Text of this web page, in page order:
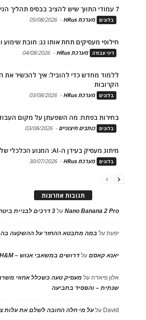
7 עמודי התווך שיש להציב בבסיס תהליך הגיוס ומיתוג המעסיק
בלוגים מערכת HRus -
05/08/2026
חילופי מעסיקים תחת אותו גג: חובת
דיני עבודה מערכת HRus -
04/08/2026
ללמוד מחדש כדי להוביל: איך להכשיר את
הקרובות
בלוגים מערכת HRus -
03/08/2026
בחירות בפתח: מה השפעתן על מקום
בלוגים כותבים חיצוניים -
03/08/2026
מיתוג מעסיק בעידן ה-AI: המנוע הכלכלי של גיוס ושימור טלנטים
בלוגים מערכת HRus -
30/07/2026
תגובות אחרונות
Nano Banana 2 Proעל 3 דרכים לבניית ביטחון עצמי של עובדים
יפעתעל במה מתבטא ההחזר על ההשקעה
יאנא קאסםעלדרושים במשאבי אנוש – H&M
אלון פיאדה על מעסיק טעה כשכלל אחוזי
שנתית – והפסיד בתביעה
David עלעל מי חלה החובה לשלם את עלות